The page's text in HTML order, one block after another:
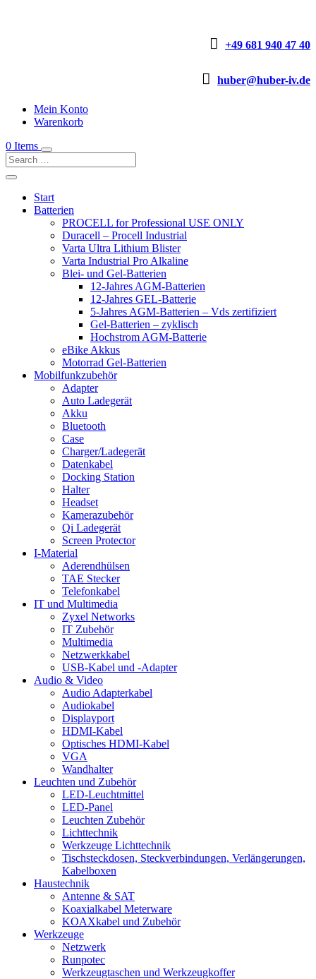
 +49 681 940 47 40
 huber@huber-iv.de
Mein Konto
Warenkorb
0 Items
Start
Batterien
PROCELL for Professional USE ONLY
Duracell – Procell Industrial
Varta Ultra Lithium Blister
Varta Industrial Pro Alkaline
Blei- und Gel-Batterien
12-Jahres AGM-Batterien
12-Jahres GEL-Batterie
5-Jahres AGM-Batterien – Vds zertifiziert
Gel-Batterien – zyklisch
Hochstrom AGM-Batterie
eBike Akkus
Motorrad Gel-Batterien
Mobilfunkzubehör
Adapter
Auto Ladegerät
Akku
Bluetooth
Case
Charger/Ladegerät
Datenkabel
Docking Station
Halter
Headset
Kamerazubehör
Qi Ladegerät
Screen Protector
I-Material
Aderendhülsen
TAE Stecker
Telefonkabel
IT und Multimedia
Zyxel Networks
IT Zubehör
Multimedia
Netzwerkkabel
USB-Kabel und -Adapter
Audio & Video
Audio Adapterkabel
Audiokabel
Displayport
HDMI-Kabel
Optisches HDMI-Kabel
VGA
Wandhalter
Leuchten und Zubehör
LED-Leuchtmittel
LED-Panel
Leuchten Zubehör
Lichttechnik
Werkzeuge Lichttechnik
Tischsteckdosen, Steckverbindungen, Verlängerungen,
Kabelboxen
Haustechnik
Antenne & SAT
Koaxialkabel Meterware
KOAXkabel und Zubehör
Werkzeuge
Netzwerk
Runpotec
Werkzeugtaschen und Werkzeugkoffer